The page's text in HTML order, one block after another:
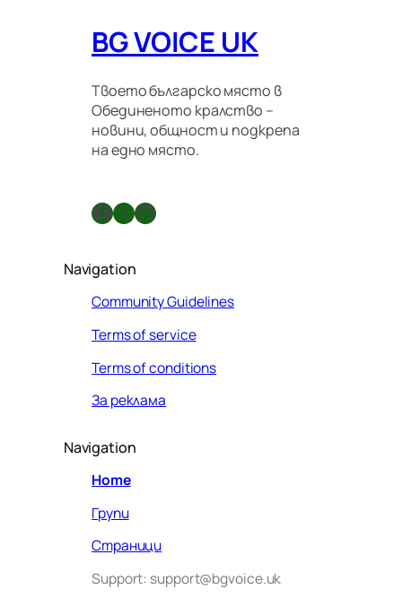
BG VOICE UK
Твоето българско място в
Обединеното кралство –
новини, общност и подкрепа
на едно място.
Facebook X GitHub
Navigation
Community Guidelines
Terms of service
Terms of conditions
За реклама
Navigation
Home
Групи
Страници
Support: support@bgvoice.uk